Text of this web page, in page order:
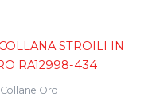
Collane Oro